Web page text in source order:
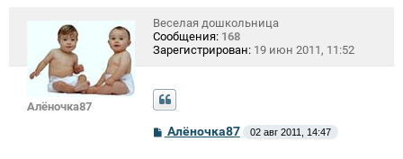
Алёночка87
Веселая дошкольница
Сообщения: 168
Зарегистрирован: 19 июн 2011, 11:52
С
о
Алёночка87 02 авг 2011, 14:47